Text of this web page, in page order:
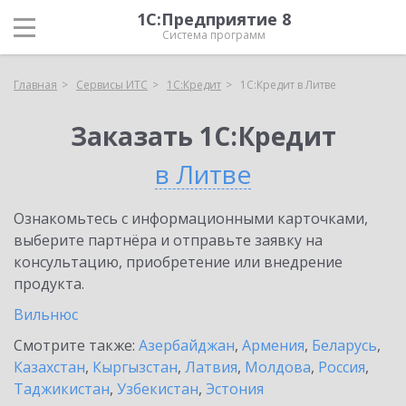
1С:Предприятие 8
Система программ
Главная Сервисы ИТС 1С:Кредит 1С:Кредит в Литве
Заказать 1С:Кредит
в Литве
Ознакомьтесь с информационными карточками,
выберите партнёра и отправьте заявку на
консультацию, приобретение или внедрение
продукта.
Вильнюс
Смотрите также: Азербайджан, Армения, Беларусь,
Казахстан, Кыргызстан, Латвия, Молдова, Россия,
Таджикистан, Узбекистан, Эстония